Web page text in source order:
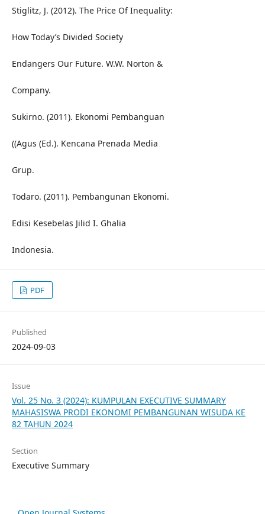
Stiglitz, J. (2012). The Price Of Inequality:
How Today’s Divided Society
Endangers Our Future. W.W. Norton &
Company.
Sukirno. (2011). Ekonomi Pembanguan
((Agus (Ed.). Kencana Prenada Media
Grup.
Todaro. (2011). Pembangunan Ekonomi.
Edisi Kesebelas Jilid I. Ghalia
Indonesia.
PDF
Published
2024-09-03
Issue
Vol. 25 No. 3 (2024): KUMPULAN EXECUTIVE SUMMARY
MAHASISWA PRODI EKONOMI PEMBANGUNAN WISUDA KE
82 TAHUN 2024
Section
Executive Summary